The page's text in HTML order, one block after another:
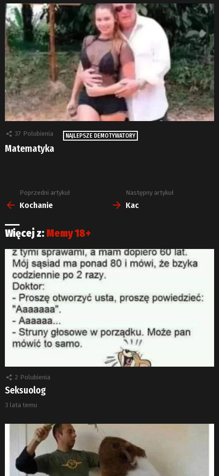
37 Polubienia NAJLEPSZE DEMOTYWATORY
Matematyka
Zobacz
więcej
Poprzedni artykuł
Kochanie
Następny artykuł
Kac
Więcej z: Memy 18+
2 Polubienia
Seksuolog
3 lata temu